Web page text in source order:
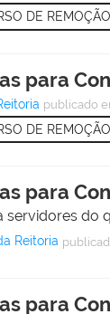
DE REMOÇÃO
para
publicado
DE REMOÇÃO
para
servidores do
Reitoria
para